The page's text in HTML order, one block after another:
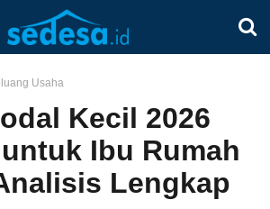
Usaha
Kecil 2026
Ibu Rumah
Lengkap